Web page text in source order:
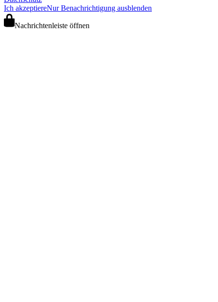
Ich akzeptiereNur Benachrichtigung ausblenden
Nachrichtenleiste öffnen